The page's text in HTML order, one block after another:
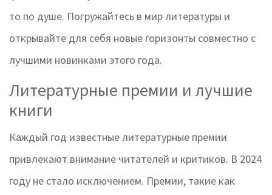
то по душе. Погружайтесь в мир литературы и
открывайте для себя новые горизонты совместно с
лучшими новинками этого года.
Литературные премии и лучшие
книги
Каждый год известные литературные премии
привлекают внимание читателей и критиков. В 2024
году не стало исключением. Премии, такие как